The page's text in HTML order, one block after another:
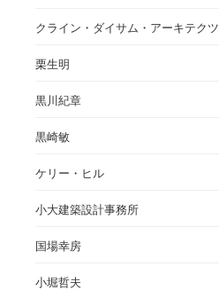
クライン・ダイサム・アーキテクツ
栗生明
黒川紀章
黒崎敏
ケリー・ヒル
小大建築設計事務所
国場幸房
小堀哲夫